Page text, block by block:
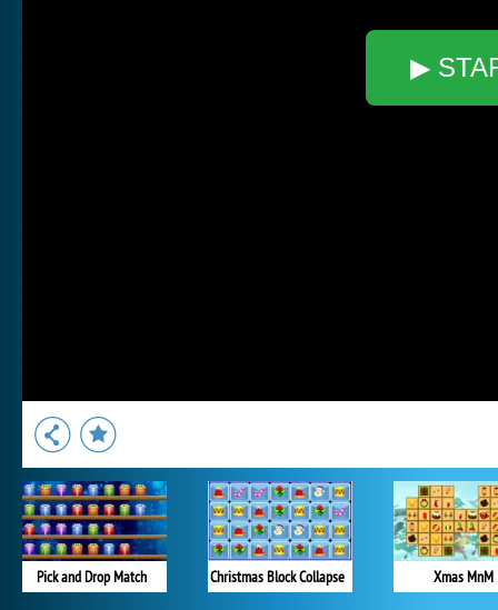
▶
Pick and Drop Match Christmas Block Collapse Xmas MnM